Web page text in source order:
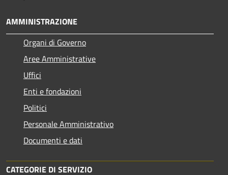
AMMINISTRAZIONE
Organi di Governo
Aree Amministrative
Uffici
Enti e fondazioni
Politici
Personale Amministrativo
Documenti e dati
CATEGORIE DI SERVIZIO